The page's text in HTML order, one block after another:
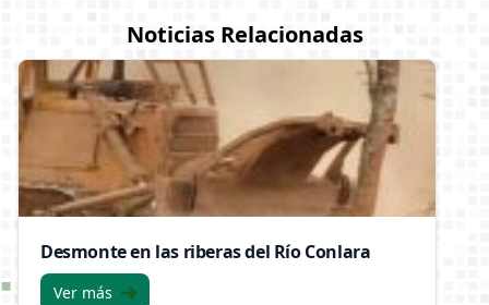
Noticias Relacionadas
Desmonte en las riberas del Río Conlara
Ver más